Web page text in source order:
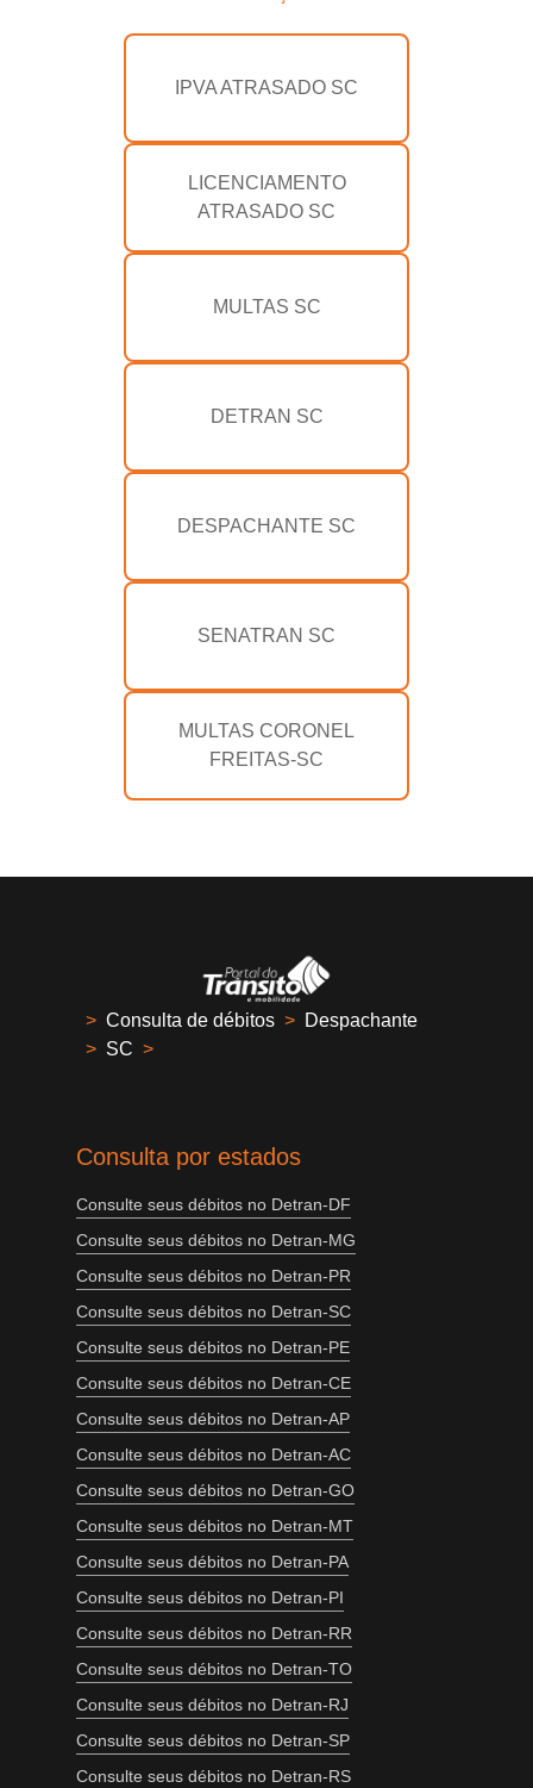
IPVA ATRASADO SC
LICENCIAMENTO
ATRASADO SC
MULTAS SC
DETRAN SC
DESPACHANTE SC
SENATRAN SC
MULTAS CORONEL
FREITAS-SC
> Consulta de débitos > Despachante
> SC >
Consulta por estados
Consulte seus débitos no Detran-DF
Consulte seus débitos no Detran-MG
Consulte seus débitos no Detran-PR
Consulte seus débitos no Detran-SC
Consulte seus débitos no Detran-PE
Consulte seus débitos no Detran-CE
Consulte seus débitos no Detran-AP
Consulte seus débitos no Detran-AC
Consulte seus débitos no Detran-GO
Consulte seus débitos no Detran-MT
Consulte seus débitos no Detran-PA
Consulte seus débitos no Detran-PI
Consulte seus débitos no Detran-RR
Consulte seus débitos no Detran-TO
Consulte seus débitos no Detran-RJ
Consulte seus débitos no Detran-SP
Consulte seus débitos no Detran-RS